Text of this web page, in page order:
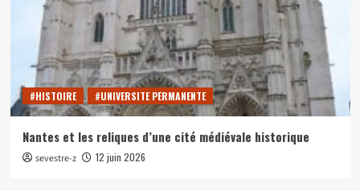
#HISTOIRE #UNIVERSITE PERMANENTE
Nantes et les reliques d’une cité médiévale historique
sevestre-z 12 juin 2026